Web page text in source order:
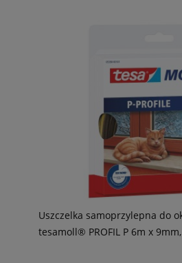
Uszczelka samoprzylepna do
tesamoll® PROFIL P 6m x